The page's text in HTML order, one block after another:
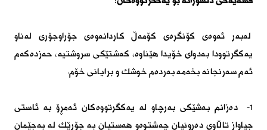
لەبەر ئەوەی كۆنگرەی كۆمەڵ كاردانەوەی جۆراوجۆری لەناو
یەكگرتوودا بەدوای خۆیدا هێناوە، كەشتێكی سروشتیە، حەزدەكەم
ئەم سەرنجانە بخەمە بەردەم خوشك و برایانی خۆم:
١- دەزانم بەشێكی بەرچاو لە یەكگرتووەكان ئەمڕۆ بە ئاستی
جیاواز تاڵاوی دەرونیان چەشتوەو هەستیان بە جۆرێك لە بەجێمان